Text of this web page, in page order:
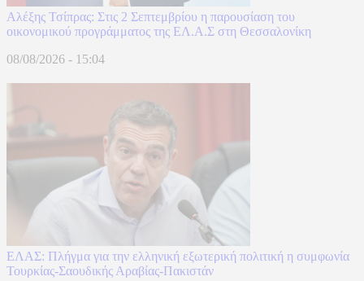
Αλέξης Τσίπρας: Στις 2 Σεπτεμβρίου η παρουσίαση του
οικονομικού προγράμματος της ΕΛ.Α.Σ στη Θεσσαλονίκη
08/08/2026 - 15:04
ΕΛΑΣ: Πλήγμα για την ελληνική εξωτερική πολιτική η συμφωνία
Τουρκίας-Σαουδικής Αραβίας-Πακιστάν